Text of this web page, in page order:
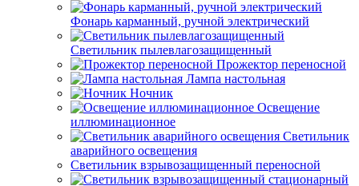
Фонарь карманный, ручной электрический
Светильник пылевлагозащищенный
Прожектор переносной
Лампа настольная
Ночник
Освещение
иллюминационное
Светильник
аварийного освещения
Светильник взрывозащищенный переносной